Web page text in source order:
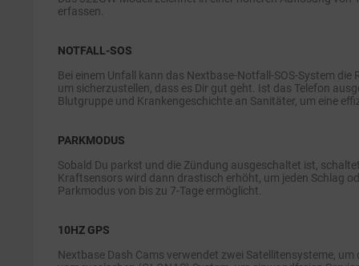
erfassen.
NOTFALL-SOS
Bei einem Unfall kann das Nextbase-Notfall-SOS-System
um sicherzustellen, dass es Dir gut geht. Ist das Telefon
Blutgruppe und Krankengeschichte an Sanitäter, um eine
PARKMODUS
Sobald Du parkst und die Zündung ausgeschaltet ist,
Kraftsensors wird dann drastisch erhöht, um jeden Schlag
Parkmodus von bis zu 7-Tage ermöglicht.
10HZ GPS
Nextbase Dash Cams verwendet zwei Satellitensysteme,